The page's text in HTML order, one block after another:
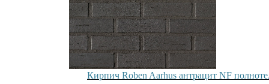
Кирпич Roben Aarhus антрацит NF